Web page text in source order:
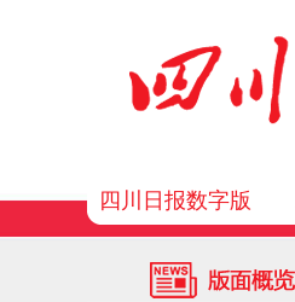
四川日报数字版